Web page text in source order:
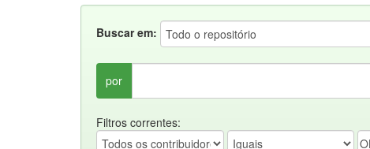
Buscar em:
por
Filtros correntes: